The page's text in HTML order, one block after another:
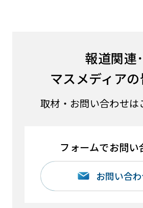
報道関連･
マスメディア
取材・お問い合わせは
フォームでお問い
お問い合